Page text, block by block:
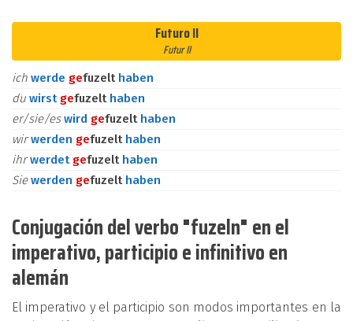
Futuro II
Futur II
ich werde gefuzelt haben
du wirst gefuzelt haben
er/sie/eswird gefuzelt haben
wirwerden gefuzelt haben
ihrwerdet gefuzelt haben
Siewerden gefuzelt haben
Conjugación del verbo "fuzeln" en el
imperativo, participio e infinitivo en
alemán
El imperativo y el participio son modos importantes en la